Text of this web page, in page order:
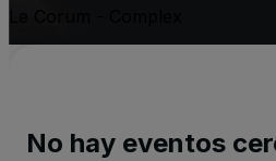
No hay eventos